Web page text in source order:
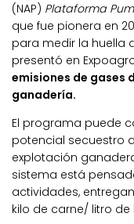
(NAP) Plataforma
que fue pionera en
para medir la huella
presentó en
emisiones de gases
ganadería.
El programa puede
potencial secuestro
explotación
sistema está
actividades,
kilo de carne/ litro